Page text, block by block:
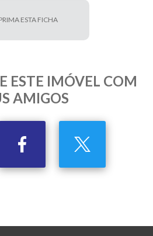
ESTA FICHA
ESTE IMÓVEL COM
AMIGOS